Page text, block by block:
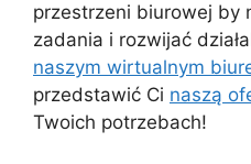
przestrzeni biurowej by
zadania i rozwijać
naszym wirtualnym
przedstawić Ci naszą
Twoich potrzebach!